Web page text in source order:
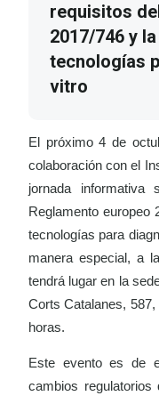
requisitos
2017/746 y
tecnologías
vitro
El próximo 4 de
colaboración con el
jornada informativa
Reglamento europeo
tecnologías para
manera especial, a
tendrá lugar en la
Corts Catalanes,
horas.
Este evento es de
cambios